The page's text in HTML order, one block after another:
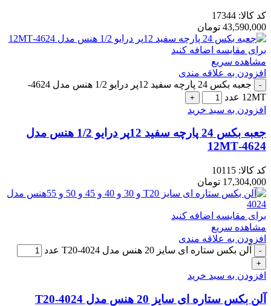
کد کالا: 17344
43,590,000 تومان
برای مقایسه اضافه کنید
مشاهده سریع
افزودن به علاقه مندی
جعبه بکس 24 پارچه سفید 12پر درایو 1/2 هنس مدل 4624-
12MT عدد
افزودن به سبد خرید
جعبه بکس 24 پارچه سفید 12پر درایو 1/2 هنس مدل
4624-12MT
کد کالا: 10115
17,304,000 تومان
برای مقایسه اضافه کنید
مشاهده سریع
افزودن به علاقه مندی
آلن بکس ستاره ای سایز 20 هنس مدل 4024-T20 عدد
افزودن به سبد خرید
آلن بکس ستاره ای سایز 20 هنس مدل 4024-T20